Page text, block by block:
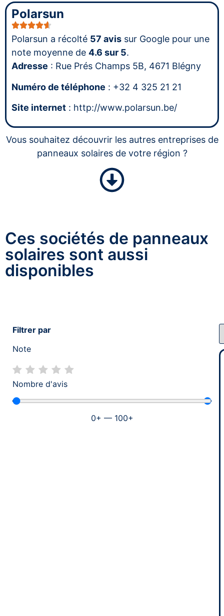
Polarsun
Polarsun a récolté 57 avis sur Google pour une
note moyenne de 4.6 sur 5.
Adresse : Rue Prés Champs 5B, 4671 Blégny
Numéro de téléphone : +32 4 325 21 21
Site internet : http://www.polarsun.be/
Vous souhaitez découvrir les autres entreprises de
panneaux solaires de votre région ?
Ces sociétés de panneaux
solaires sont aussi
disponibles
Filtrer par
Note
Nombre d'avis
0+ — 100+